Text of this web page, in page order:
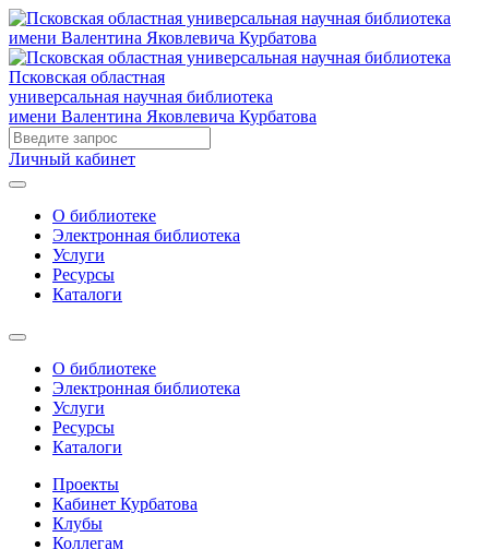
Псковская областная
универсальная научная библиотека
имени Валентина Яковлевича Курбатова
Личный кабинет
О библиотеке
Электронная библиотека
Услуги
Ресурсы
Каталоги
О библиотеке
Электронная библиотека
Услуги
Ресурсы
Каталоги
Проекты
Кабинет Курбатова
Клубы
Коллегам